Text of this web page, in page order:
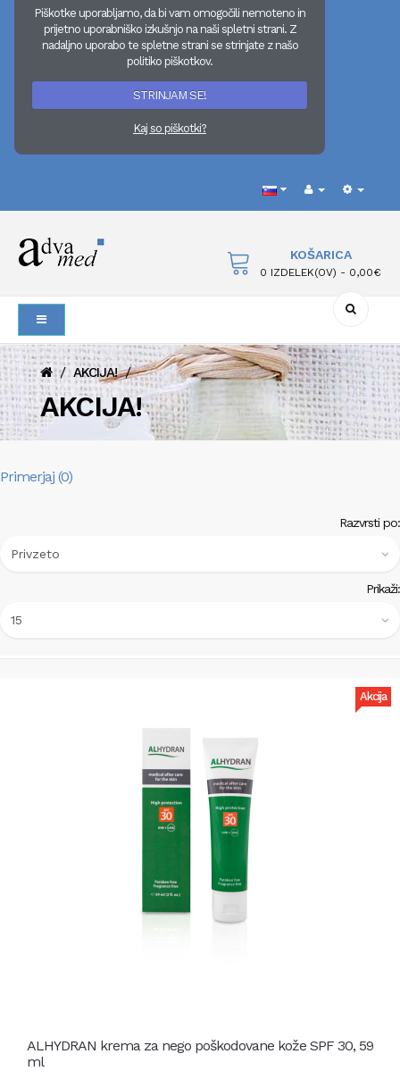
Piškotke uporabljamo, da bi vam omogočili nemoteno in
prijetno uporabniško izkušnjo na naši spletni strani. Z
nadaljno uporabo te spletne strani se strinjate z našo
politiko piškotkov.
STRINJAM SE!
Kaj so piškotki?
KOŠARICA
0 IZDELEK(OV) - 0,00€
/ AKCIJA! /
AKCIJA!
Primerjaj (0)
Razvrsti po:
Prikaži:
Akcija
ALHYDRAN krema za nego poškodovane kože SPF 30, 59
ml